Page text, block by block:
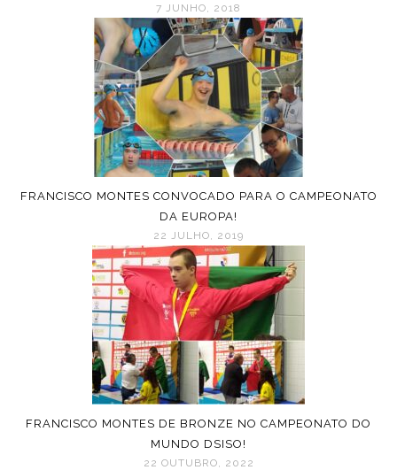
7 JUNHO, 2018
FRANCISCO MONTES CONVOCADO PARA O CAMPEONATO
DA EUROPA!
22 JULHO, 2019
FRANCISCO MONTES DE BRONZE NO CAMPEONATO DO
MUNDO DSISO!
22 OUTUBRO, 2022